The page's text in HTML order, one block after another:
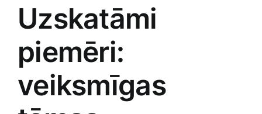
Uzskatāmi
piemēri:
veiksmīgas‌